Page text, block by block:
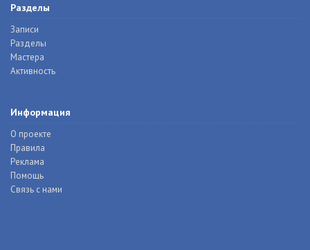
Разделы
Записи
Разделы
Мастера
Активность
Информация
О проекте
Правила
Реклама
Помощь
Связь с нами